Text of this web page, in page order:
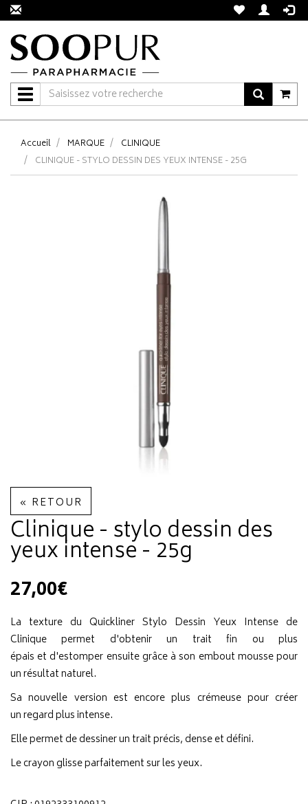
Navigation
Accueil MARQUE
CLINIQUE
CLINIQUE - STYLO DESSIN DES YEUX INTENSE - 25G
« RETOUR
Clinique - stylo dessin des
yeux intense - 25g
27,00€
La texture du Quickliner Stylo Dessin Yeux Intense de
Clinique permet d'obtenir un trait fin ou plus
épais et d'estomper ensuite grâce à son embout mousse pour
un résultat naturel.
Sa nouvelle version est encore plus crémeuse pour créer
un regard plus intense.
Elle permet de dessiner un trait précis, dense et défini.
Le crayon glisse parfaitement sur les yeux.